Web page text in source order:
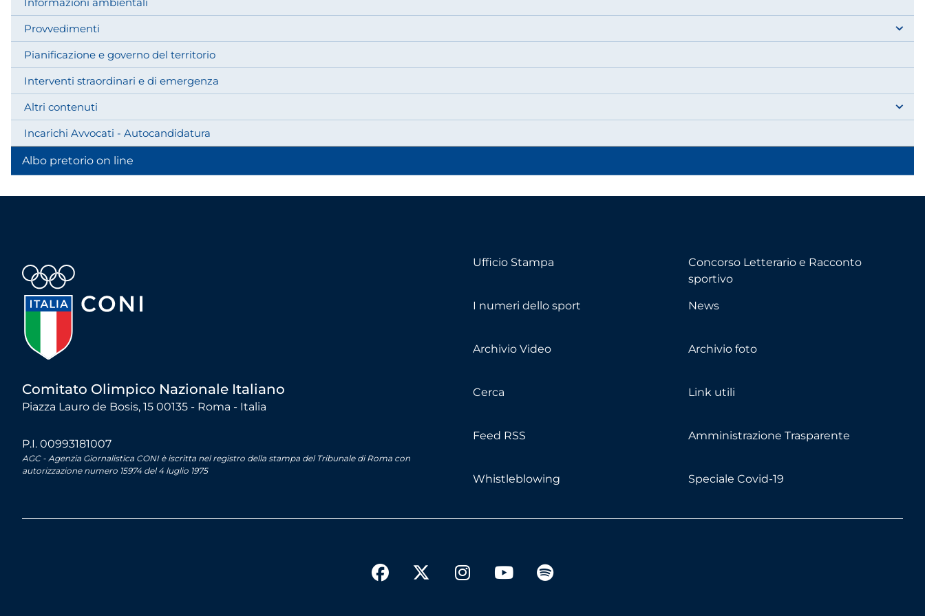
Provvedimenti
Pianificazione e governo del territorio
Interventi straordinari e di emergenza
Altri contenuti
Incarichi Avvocati - Autocandidatura
Albo pretorio on line
Comitato Olimpico Nazionale Italiano
Piazza Lauro de Bosis, 15 00135 - Roma - Italia
P.I. 00993181007
AGC - Agenzia Giornalistica CONI è iscritta nel registro della stampa del Tribunale di Roma con
autorizzazione numero 15974 del 4 luglio 1975
Ufficio Stampa
Concorso Letterario e Racconto
sportivo
I numeri dello sport News
Archivio Video Archivio foto
Cerca Link utili
Feed RSS Amministrazione Trasparente
Whistleblowing Speciale Covid-19
facebookinstagram
youtubespotify